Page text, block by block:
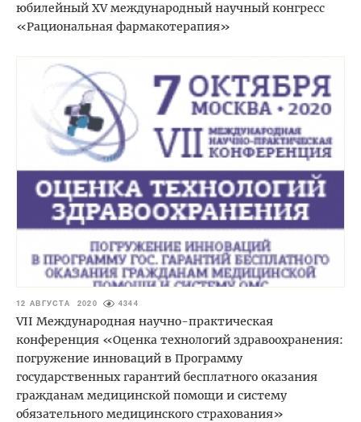
юбилейный XV международный научный конгресс
«Рациональная фармакотерапия»
12 АВГУСТА 2020 4344
VII Международная научно-практическая
конференция «Оценка технологий здравоохранения:
погружение инноваций в Программу
государственных гарантий бесплатного оказания
гражданам медицинской помощи и систему
обязательного медицинского страхования»